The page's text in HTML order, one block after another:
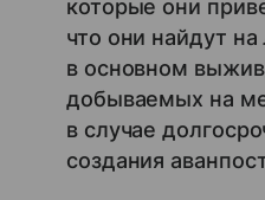
которые они
что они найдут
в основном
добываемых на
в случае
создания